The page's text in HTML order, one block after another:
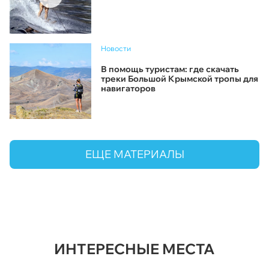
Новости
В помощь туристам: где скачать
треки Большой Крымской тропы для
навигаторов
ЕЩЕ МАТЕРИАЛЫ
ИНТЕРЕСНЫЕ МЕСТА